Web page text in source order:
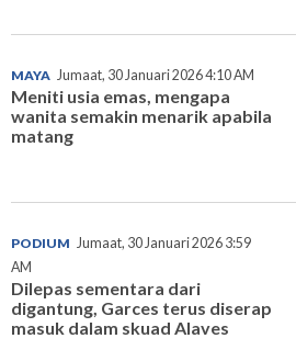
MAYA Jumaat, 30 Januari 2026 4:10 AM
Meniti usia emas, mengapa
wanita semakin menarik apabila
matang
PODIUM Jumaat, 30 Januari 2026 3:59
AM
Dilepas sementara dari
digantung, Garces terus diserap
masuk dalam skuad Alaves